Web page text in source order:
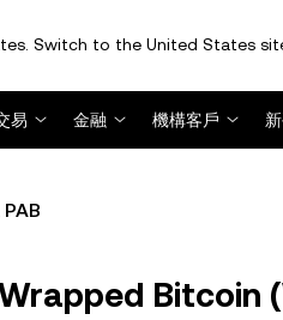
Switch to the United States
易 金融 機構客戶
Bitcoin